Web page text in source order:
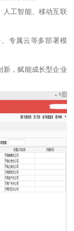
人工智能、移动互联
专属云等多部署模
新，赋能成长型企业